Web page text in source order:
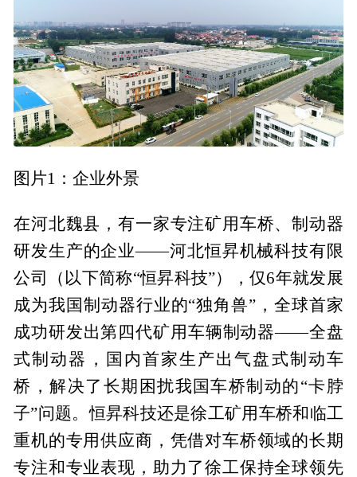
图片1：企业外景
在河北魏县，有一家专注矿用车桥、制动器
研发生产的企业——河北恒昇机械科技有限
公司（以下简称“恒昇科技”），仅6年就发展
成为我国制动器行业的“独角兽”，全球首家
成功研发出第四代矿用车辆制动器——全盘
式制动器，国内首家生产出气盘式制动车
桥，解决了长期困扰我国车桥制动的“卡脖
子”问题。恒昇科技还是徐工矿用车桥和临工
重机的专用供应商，凭借对车桥领域的长期
专注和专业表现，助力了徐工保持全球领先